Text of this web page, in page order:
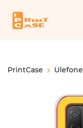
PrintCase Ulefone